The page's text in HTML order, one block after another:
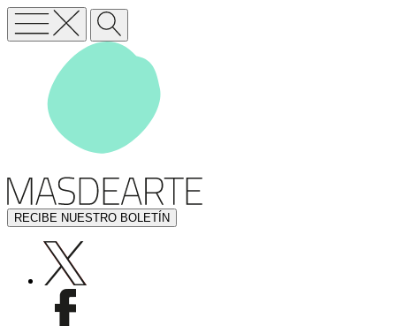
RECIBE NUESTRO BOLETÍN